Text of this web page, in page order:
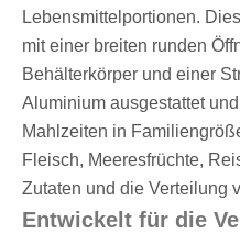
Lebensmittelportionen.
mit einer breiten runden
Behälterkörper und einer
Aluminium ausgestattet
Mahlzeiten in
Fleisch, Meeresfrüchte,
Zutaten und die Verteilung
Entwickelt für die